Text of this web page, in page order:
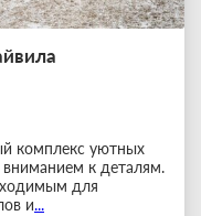
комплекс уютных
к деталям.
для
и...